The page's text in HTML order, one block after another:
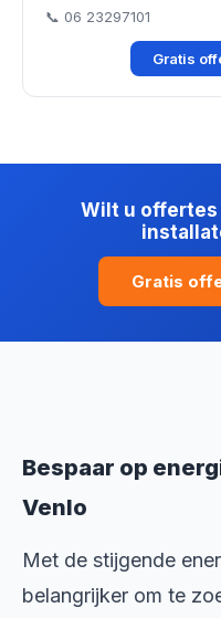
📞 06 23297101
Gratis
Wilt u offertes
Gratis
Bespaar op
Venlo
Met de stijgende
belangrijker om te